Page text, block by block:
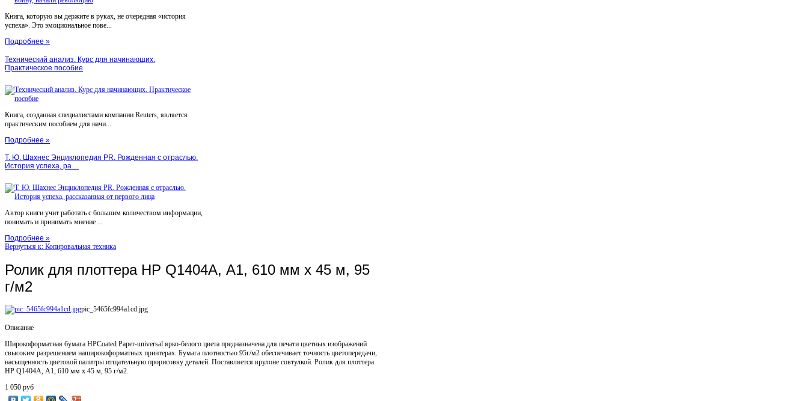
Книга, которую вы держите в руках, не очередная «история
успеха». Это эмоциональное пове...
Подробнее »
Технический анализ. Курс для начинающих.
Практическое пособие
Книга, созданная специалистами компании Reuters, является
практическим пособием для начи...
Подробнее »
Т. Ю. Шахнес Энциклопедия PR. Рожденная с отраслью.
История успеха, ра…
Автор книги учит работать с большим количеством информации,
понимать и принимать мнение ...
Подробнее »
Вернуться к: Копировальная техника
Ролик для плоттера HP Q1404A, А1, 610 мм x 45 м, 95
г/м2
pic_5465fc994a1cd.jpg
Описание
Широкоформатная бумага HPCoated Paper-universal ярко-белого цвета предназначена для печати цветных изображений
свысоким разрешением наширокоформатных принтерах. Бумага плотностью 95г/м2 обеспечивает точность цветопередачи,
насыщенность цветовой палитры итщательную прорисовку деталей. Поставляется врулоне совтулкой. Ролик для плоттера
HP Q1404A, А1, 610 мм x 45 м, 95 г/м2.
1 050 руб